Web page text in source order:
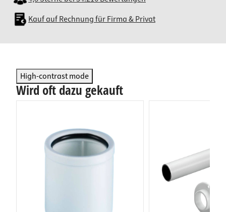
Kauf auf Rechnung für Firma & Privat
High-contrast mode
Wird oft dazu gekauft